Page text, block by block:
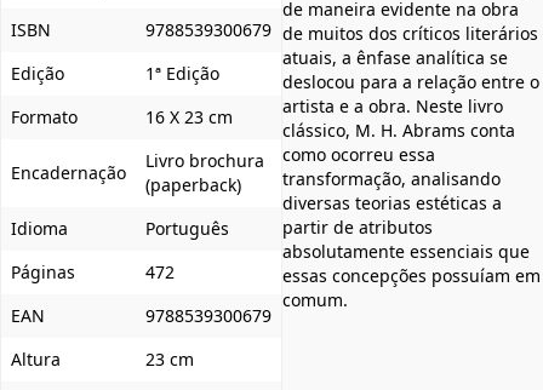
ISBN
9788539300679
Edição
1ª Edição
Formato
16 X 23 cm
Encadernação
Livro brochura
(paperback)
Idioma
Português
Páginas
472
EAN
9788539300679
Altura
23 cm
de maneira evidente na obra
de muitos dos críticos literários
atuais, a ênfase analítica se
deslocou para a relação entre o
artista e a obra. Neste livro
clássico, M. H. Abrams conta
como ocorreu essa
transformação, analisando
diversas teorias estéticas a
partir de atributos
absolutamente essenciais que
essas concepções possuíam em
comum.